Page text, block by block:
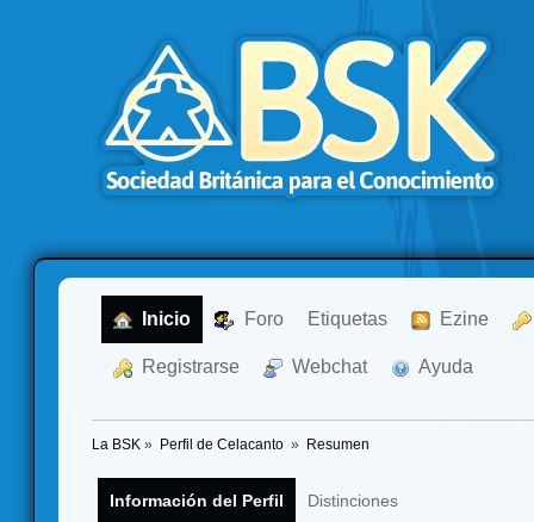
Inicio Foro Etiquetas Ezine
Registrarse Webchat Ayuda
La BSK » Perfil de Celacanto » Resumen
Información del Perfil Distinciones